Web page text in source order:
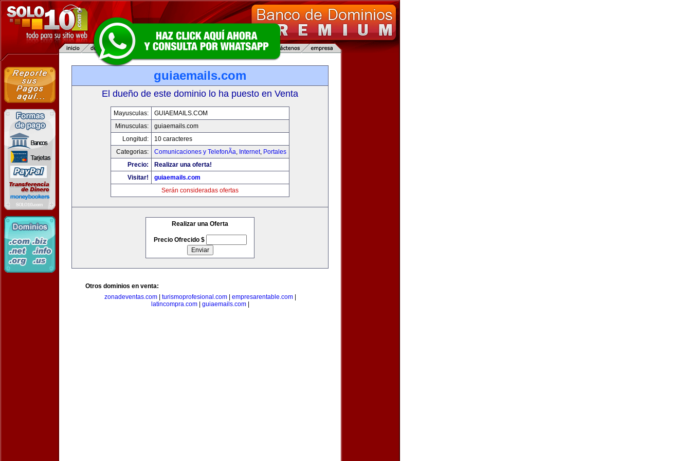
guiaemails.com
El dueño de este dominio lo ha puesto en Venta
Mayusculas:
GUIAEMAILS.COM
Minusculas:
guiaemails.com
Longitud:
10 caracteres
Categorias:
Comunicaciones y TelefonÃ­a, Internet, Portales
Precio:
Realizar una oferta!
Visitar!
guiaemails.com
Serán consideradas ofertas
Realizar una Oferta
Precio Ofrecido $
Otros dominios en venta:
zonadeventas.com| turismoprofesional.com| empresarentable.com|
latincompra.com| guiaemails.com|